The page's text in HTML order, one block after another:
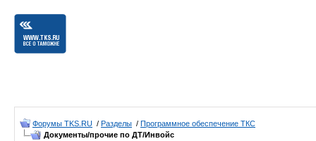
Форумы TKS.RU / Разделы / Программное обеспечение ТКС
Документы/прочие по ДТ/Инвойс